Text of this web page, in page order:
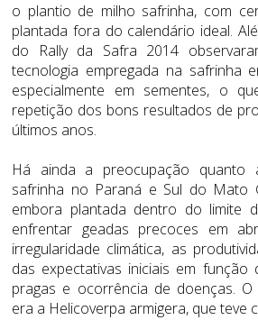
o plantio de milho safrinha, com
plantada fora do calendário ideal.
do Rally da Safra 2014
tecnologia empregada na safrinha
especialmente em sementes, o
repetição dos bons resultados de
últimos anos.
Há ainda a preocupação quanto
safrinha no Paraná e Sul do Mato
embora plantada dentro do limite
enfrentar geadas precoces em
irregularidade climática, as
das expectativas iniciais em função
pragas e ocorrência de doenças. O
era a Helicoverpa armigera, que teve